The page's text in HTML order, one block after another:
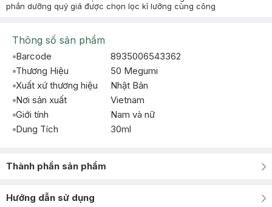
phần dưỡng quý giá được chọn lọc kĩ lưỡng cùng công
Thông số sản phẩm
Barcode
8935006543362
Thương Hiệu
50 Megumi
Xuất xứ thương hiệu
Nhật Bản
Nơi sản xuất
Vietnam
Giới tính
Nam và nữ
Dung Tích
30ml
Thành phần sản phẩm
Hướng dẫn sử dụng